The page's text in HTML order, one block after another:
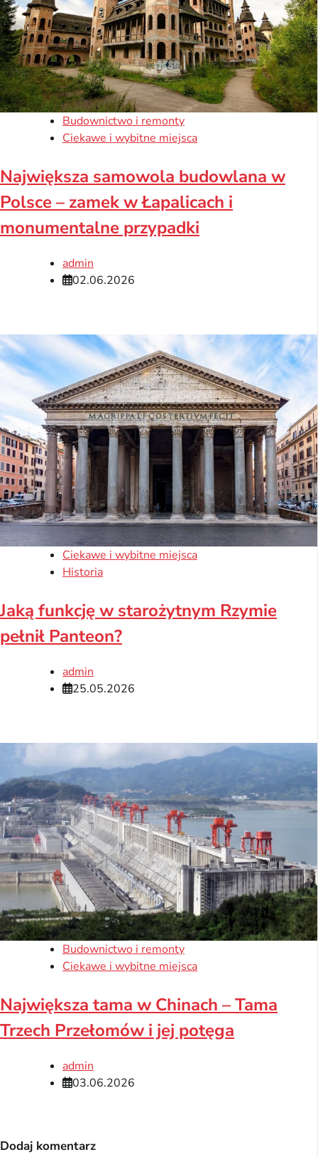
Budownictwo i remonty
Ciekawe i wybitne miejsca
Największa samowola budowlana w
Polsce – zamek w Łapalicach i
monumentalne przypadki
admin
02.06.2026
Ciekawe i wybitne miejsca
Historia
Jaką funkcję w starożytnym Rzymie
pełnił Panteon?
admin
25.05.2026
Budownictwo i remonty
Ciekawe i wybitne miejsca
Największa tama w Chinach – Tama
Trzech Przełomów i jej potęga
admin
03.06.2026
Dodaj komentarz